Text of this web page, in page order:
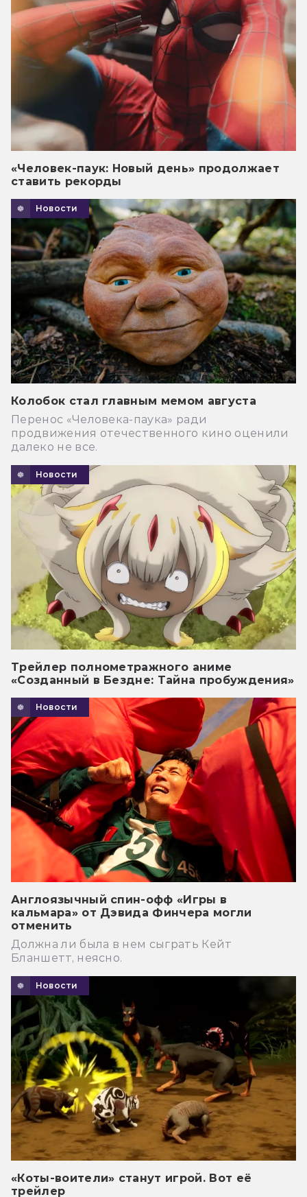
«Человек-паук: Новый день» продолжает
ставить рекорды
Новости
Колобок стал главным мемом августа
Перенос «Человека-паука» ради
продвижения отечественного кино оценили
далеко не все.
Новости
Трейлер полнометражного аниме
«Созданный в Бездне: Тайна пробуждения»
Новости
Англоязычный спин-офф «Игры в
кальмара» от Дэвида Финчера могли
отменить
Должна ли была в нем сыграть Кейт
Бланшетт, неясно.
Новости
«Коты-воители» станут игрой. Вот её
трейлер